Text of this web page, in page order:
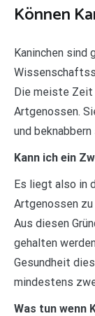
Können
Kaninchen sind
Die meiste Zeit
Artgenossen.
und
Kann ich ein
Es liegt also in
Artgenossen zu
Aus diesen
gehalten
Gesundheit
mindestens
Was tun wenn